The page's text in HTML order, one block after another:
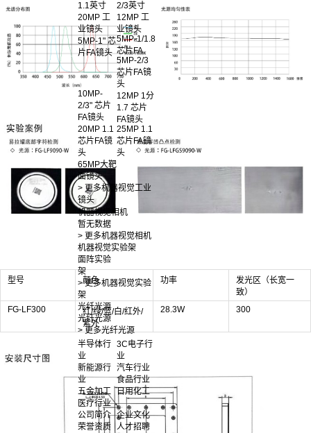
1.1英寸
20MP 工
业镜头
2/3英寸
12MP 工
业镜头
5MP-1" 芯
片FA镜头
5MP-1/1.8
芯片FA
5MP-2/3
芯片FA镜
头
10MP-
2/3" 芯片
FA镜头
12MP 1分
1.7 芯片
FA镜头
20MP 1.1
芯片FA镜
头
25MP 1.1
芯片FA镜
头
65MP大靶
面镜头
> 更多机器视觉工业
镜头
机器视觉相机
暂无数据
> 更多机器视觉相机
机器视觉实验架
面阵实验
架
> 更多机器视觉实验
架
光纤光源
光纤光源
> 更多光纤光源
半导体行
业
3C电子行
业
新能源行
业
汽车行业
食品行业
五金加工 日用化工
医疗行业
公司简介 企业文化
荣誉资质 人才招聘
型号 颜色 功率
发光区（长宽一
致）
FG-LF300
红/绿/蓝/白/红外/
紫外
28.3W 300